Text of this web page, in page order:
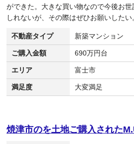
ができた。大きな買い物なので今後お
しれないが、その際はぜひお願いしたい
不動産タイプ 新築マンション
ご購入金額 690万円台
エリア 富士市
満足度 大変満足
焼津市のを土地ご購入された